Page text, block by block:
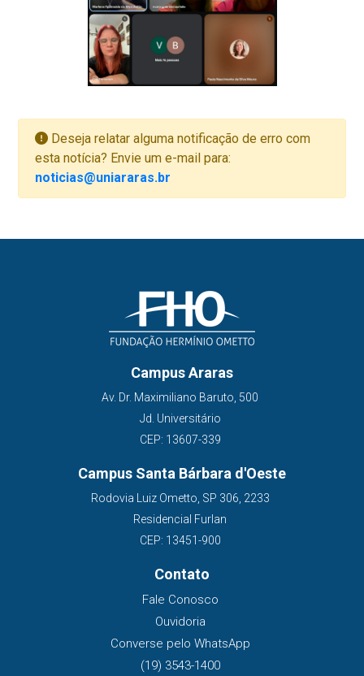
Deseja relatar alguma notificação de erro com
esta notícia? Envie um e-mail para:
noticias@uniararas.br
Campus Araras
Av. Dr. Maximiliano Baruto, 500
Jd. Universitário
CEP: 13607-339
Campus Santa Bárbara d'Oeste
Rodovia Luiz Ometto, SP 306, 2233
Residencial Furlan
CEP: 13451-900
Contato
Fale Conosco
Ouvidoria
Converse pelo WhatsApp
(19) 3543-1400